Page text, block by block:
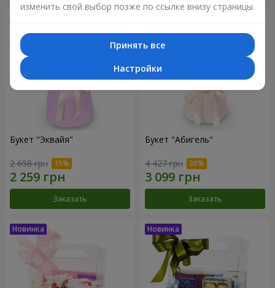
Букет "Эквайя"
2 658 грн
Заказать
Букет "Абигель"
4 427 грн
Заказать
изменить свой выбор позже по ссылке внизу страницы.
Принять все
Настройки